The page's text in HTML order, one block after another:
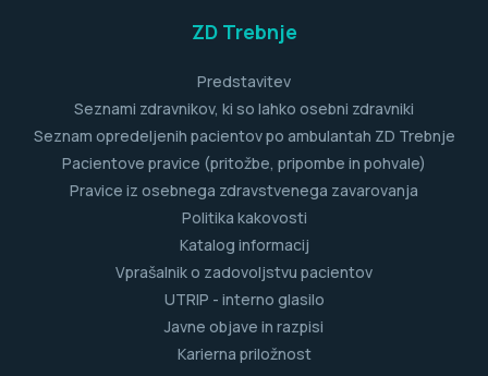
ZD Trebnje
Predstavitev
Seznami zdravnikov, ki so lahko osebni zdravniki
Seznam opredeljenih pacientov po ambulantah ZD Trebnje
Pacientove pravice (pritožbe, pripombe in pohvale)
Pravice iz osebnega zdravstvenega zavarovanja
Politika kakovosti
Katalog informacij
Vprašalnik o zadovoljstvu pacientov
UTRIP - interno glasilo
Javne objave in razpisi
Karierna priložnost